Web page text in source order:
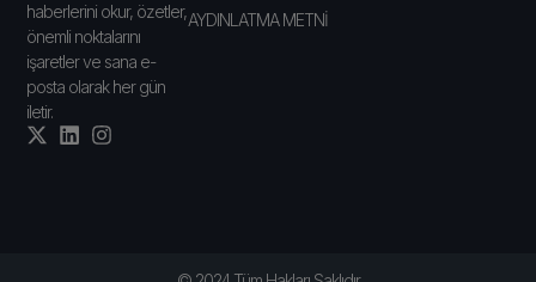
haberlerini okur, özetler,
önemli noktalarını
işaretler ve sana e-
posta olarak her gün
iletir.
AYDINLATMA METNİ